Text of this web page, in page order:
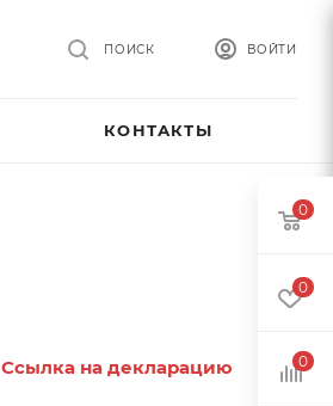
ВОЙТИ
ПОИСК
КОНТАКТЫ
Ссылка на декларацию
0
0
0